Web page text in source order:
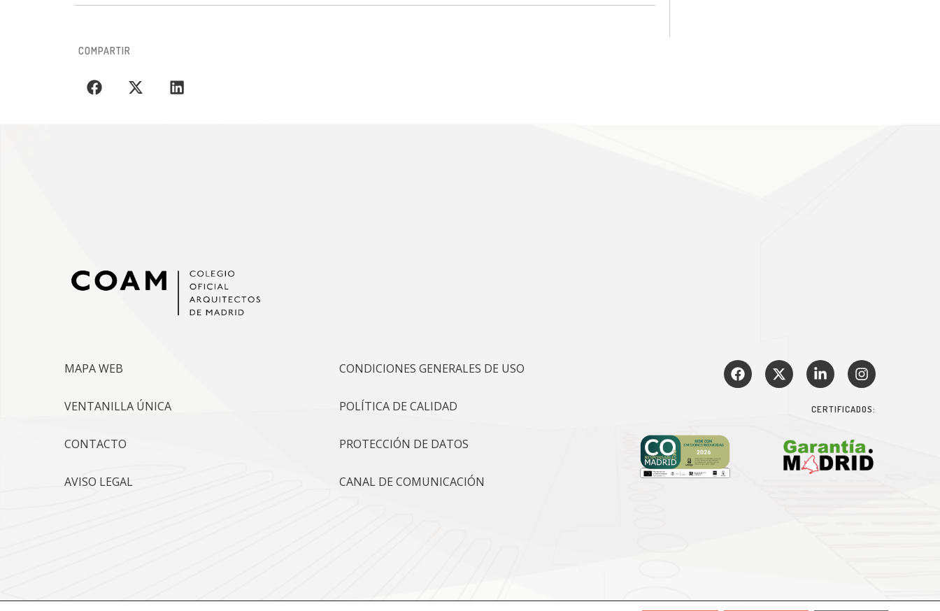
COMPARTIR
MAPA WEB
VENTANILLA ÚNICA
CONTACTO
AVISO LEGAL
CONDICIONES GENERALES DE USO
POLÍTICA DE CALIDAD
PROTECCIÓN DE DATOS
CANAL DE COMUNICACIÓN
CERTIFICADOS: